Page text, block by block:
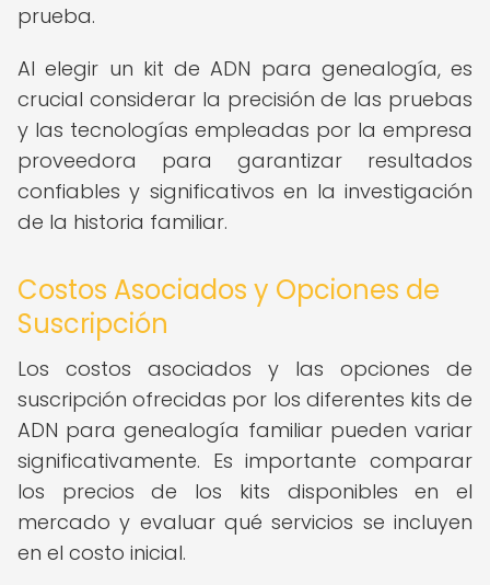
prueba.
Al elegir un kit de ADN para genealogía, es
crucial considerar la precisión de las pruebas
y las tecnologías empleadas por la empresa
proveedora para garantizar resultados
confiables y significativos en la investigación
de la historia familiar.
Costos Asociados y Opciones de
Suscripción
Los costos asociados y las opciones de
suscripción ofrecidas por los diferentes kits de
ADN para genealogía familiar pueden variar
significativamente. Es importante comparar
los precios de los kits disponibles en el
mercado y evaluar qué servicios se incluyen
en el costo inicial.